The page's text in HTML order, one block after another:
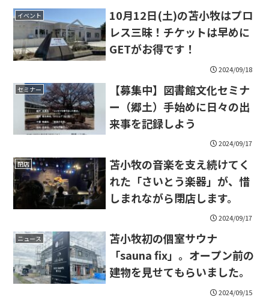
イベント
10月12日(土)の苫小牧はプロ
レス三昧！チケットは早めに
GETがお得です！
2024/09/18
セミナー
【募集中】図書館文化セミナ
ー（郷土）手始めに日々の出
来事を記録しよう
2024/09/17
閉店
苫小牧の音楽を支え続けてく
れた「さいとう楽器」が、惜
しまれながら閉店します。
2024/09/17
ニュース
苫小牧初の個室サウナ
「sauna fix」。オープン前の
建物を見せてもらいました。
2024/09/15